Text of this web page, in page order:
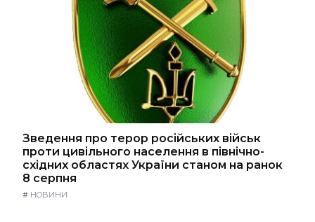
Зведення про терор російських військ
проти цивільного населення в північно-
східних областях України станом на ранок
8 серпня
# НОВИНИ